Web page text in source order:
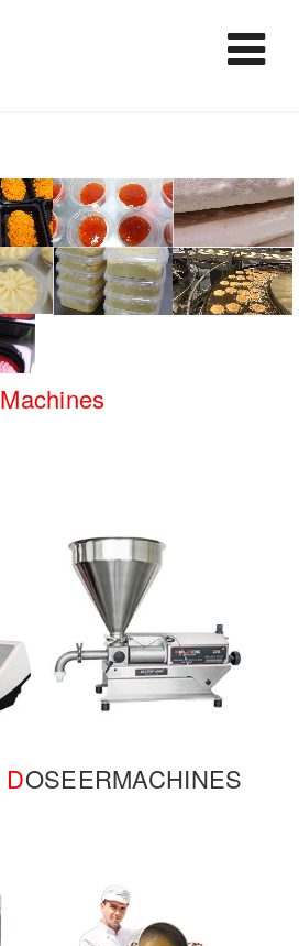
Machines
DOSEERMACHINES